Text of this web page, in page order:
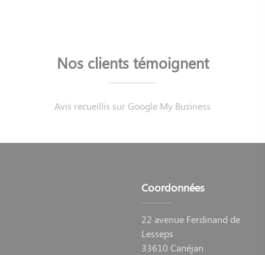
Nos clients témoignent
Avis recueillis sur Google My Business
Coordonnées
22 avenue Ferdinand de
Lesseps
33610 Canéjan